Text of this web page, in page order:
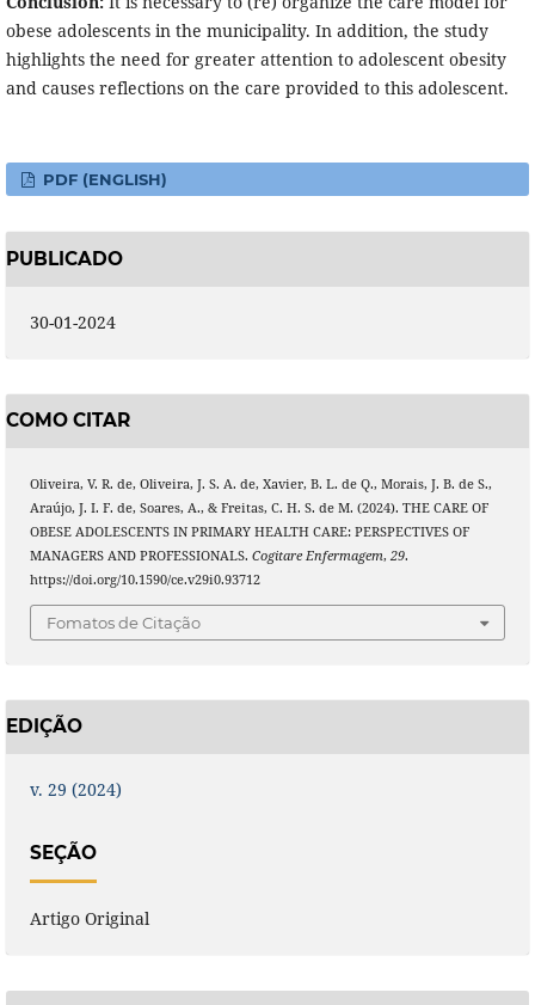
obese adolescents in the municipality. In addition, the study
highlights the need for greater attention to adolescent obesity
and causes reflections on the care provided to this adolescent.
PDF (ENGLISH)
PUBLICADO
30-01-2024
COMO CITAR
Oliveira, V. R. de, Oliveira, J. S. A. de, Xavier, B. L. de Q., Morais, J. B. de S.,
Araújo, J. I. F. de, Soares, A., & Freitas, C. H. S. de M. (2024). THE CARE OF
OBESE ADOLESCENTS IN PRIMARY HEALTH CARE: PERSPECTIVES OF
MANAGERS AND PROFESSIONALS. Cogitare Enfermagem, 29.
https://doi.org/10.1590/ce.v29i0.93712
Fomatos de Citação
EDIÇÃO
v. 29 (2024)
SEÇÃO
Artigo Original